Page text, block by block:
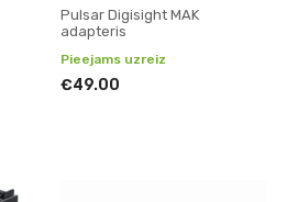
Pulsar Digisight MAK
adapteris
Pieejams uzreiz
€49.00